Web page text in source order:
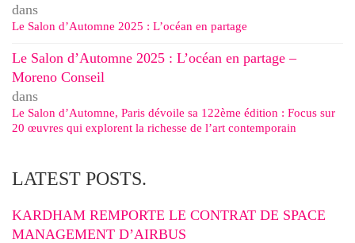
dans
Le Salon d’Automne 2025 : L’océan en partage
Le Salon d’Automne 2025 : L’océan en partage –
Moreno Conseil
dans
Le Salon d’Automne, Paris dévoile sa 122ème édition : Focus sur
20 œuvres qui explorent la richesse de l’art contemporain
LATEST POSTS.
KARDHAM REMPORTE LE CONTRAT DE SPACE
MANAGEMENT D’AIRBUS